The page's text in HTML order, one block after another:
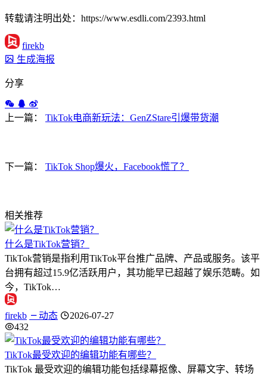
转载请注明出处：https://www.esdli.com/2393.html
firekb
生成海报
分享
上一篇： TikTok电商新玩法：GenZStare引爆带货潮
下一篇： TikTok Shop爆火，Facebook慌了？
相关推荐
什么是TikTok营销？
TikTok营销是指利用TikTok平台推广品牌、产品或服务。该平
台拥有超过15.9亿活跃用户，其功能早已超越了娱乐范畴。如
今，TikTok…
firekb 动态
2026-07-27
432
TikTok最受欢迎的编辑功能有哪些？
TikTok 最受欢迎的编辑功能包括绿幕抠像、屏幕文字、转场